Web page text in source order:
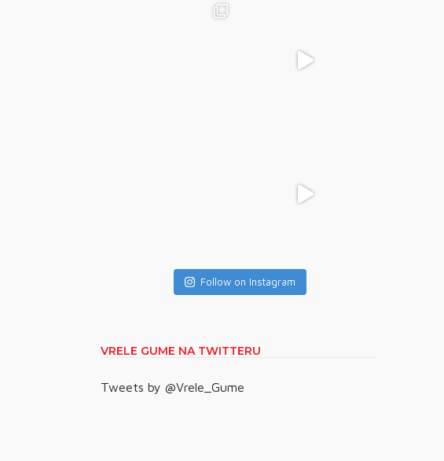
Follow on Instagram
VRELE GUME NA TWITTERU
Tweets by @Vrele_Gume